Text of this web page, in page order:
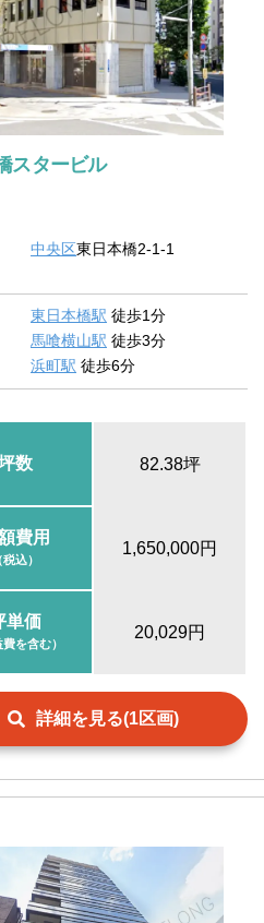
スタービル
中央区東日本橋2-1-1
東日本橋駅 徒歩1分
馬喰横山駅 徒歩3分
浜町駅 徒歩6分
馬喰町駅徒歩7分
浅草橋駅
徒歩10分
数 82.38坪
費用
込）
1,650,000円
単価
を含む）
20,029円
詳細を見る(1区画)